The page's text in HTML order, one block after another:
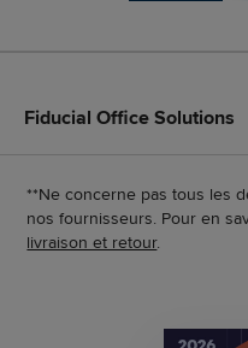
Fiducial Office Solutions
**Ne concerne pas tous les
nos fournisseurs. Pour en
livraison et retour.